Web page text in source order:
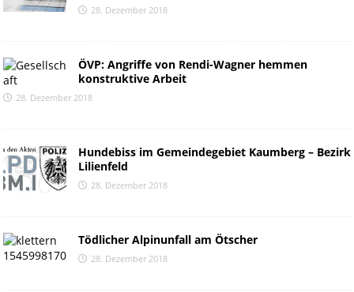
28. Dezember 2018
ÖVP: Angriffe von Rendi-Wagner hemmen
konstruktive Arbeit
28. Dezember 2018
Hundebiss im Gemeindegebiet Kaumberg – Bezirk
Lilienfeld
28. Dezember 2018
Tödlicher Alpinunfall am Ötscher
28. Dezember 2018